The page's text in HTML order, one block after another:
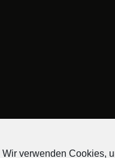
Wir verwenden Cookies,